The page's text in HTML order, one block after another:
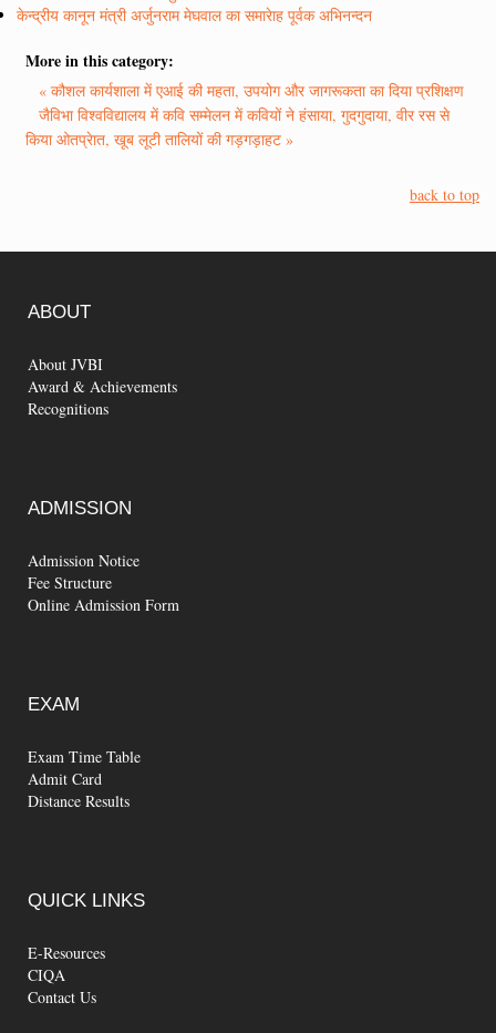
केन्द्रीय कानून मंत्री अर्जुनराम मेघवाल का समारेाह पूर्वक अभिनन्दन
More in this category:
« कौशल कार्यशाला में एआई की महता, उपयोग और जागरूकता का दिया प्रशिक्षण
जैविभा विश्वविद्यालय में कवि सम्मेलन में कवियों ने हंसाया, गुदगुदाया, वीर रस से
किया ओतप्रेात, खूब लूटी तालियों की गड़गड़ाहट »
back to top
ABOUT
About JVBI
Award & Achievements
Recognitions
ADMISSION
Admission Notice
Fee Structure
Online Admission Form
EXAM
Exam Time Table
Admit Card
Distance Results
QUICK LINKS
E-Resources
CIQA
Contact Us